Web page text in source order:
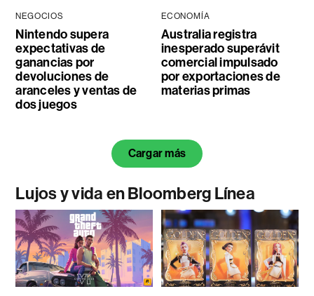
NEGOCIOS
Nintendo supera
expectativas de
ganancias por
devoluciones de
aranceles y ventas de
dos juegos
ECONOMÍA
Australia registra
inesperado superávit
comercial impulsado
por exportaciones de
materias primas
Cargar más
Lujos y vida en Bloomberg Línea